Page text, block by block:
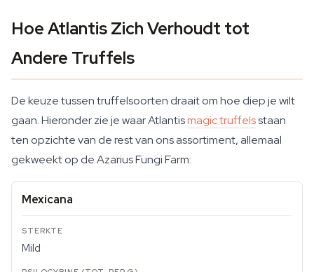
Hoe Atlantis Zich Verhoudt tot
Andere Truffels
De keuze tussen truffelsoorten draait om hoe diep je wilt
gaan. Hieronder zie je waar Atlantismagic truffelsstaan
ten opzichte van de rest van ons assortiment, allemaal
gekweekt op de Azarius Fungi Farm:
Mexicana
Mild